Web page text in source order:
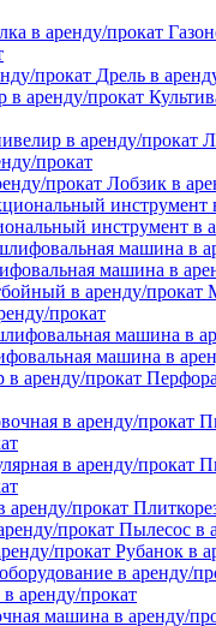
Дрель в
прокат
Лобзик в
инструмент в
машина в
прокат
машина в
Пылесос в
Рубанок в
аренду/прокат